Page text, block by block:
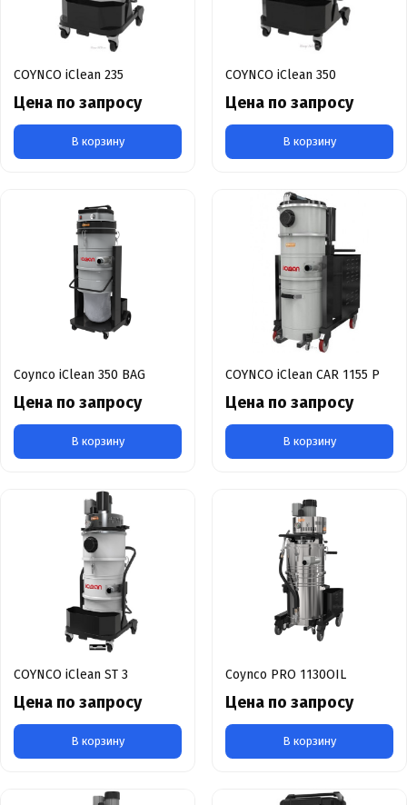
COYNCO iClean 235
Цена по запросу
В корзину
COYNCO iClean 350
Цена по запросу
В корзину
Coynco iClean 350 BAG
Цена по запросу
В корзину
COYNCO iClean CAR 1155 P
Цена по запросу
В корзину
COYNCO iClean ST 3
Цена по запросу
В корзину
Coynco PRO 1130OIL
Цена по запросу
В корзину